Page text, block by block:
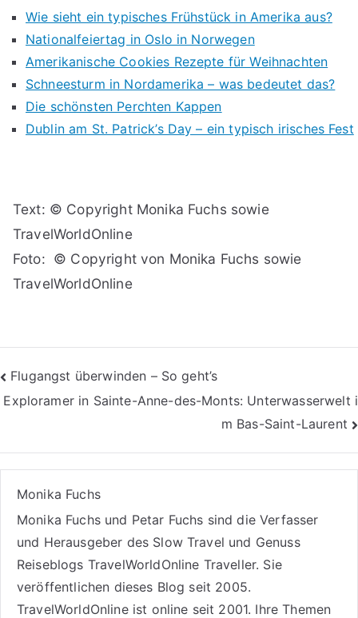
Wie sieht ein typisches Frühstück in Amerika aus?
Nationalfeiertag in Oslo in Norwegen
Amerikanische Cookies Rezepte für Weihnachten
Schneesturm in Nordamerika – was bedeutet das?
Die schönsten Perchten Kappen
Dublin am St. Patrick’s Day – ein typisch irisches Fest
Text: © Copyright Monika Fuchs sowie
TravelWorldOnline
Foto: © Copyright von Monika Fuchs sowie
TravelWorldOnline
Beitragsnavigation
Flugangst überwinden – So geht’s
Exploramer in Sainte-Anne-des-Monts: Unterwasserwelt i
m Bas-Saint-Laurent
Monika Fuchs
Monika Fuchs und Petar Fuchs sind die Verfasser
und Herausgeber des Slow Travel und Genuss
Reiseblogs TravelWorldOnline Traveller. Sie
veröffentlichen dieses Blog seit 2005.
TravelWorldOnline ist online seit 2001. Ihre Themen